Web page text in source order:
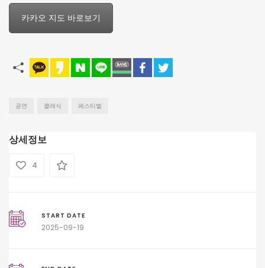
카카오 지도 바로보기
공연 클래식 페스티벌
상세정보
4
START DATE
2025-09-19